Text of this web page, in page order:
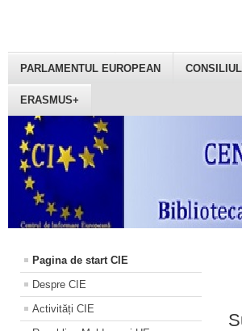
PARLAMENTUL EUROPEAN
ERASMUS+
Pagina de start CIE
Despre CIE
Activități CIE